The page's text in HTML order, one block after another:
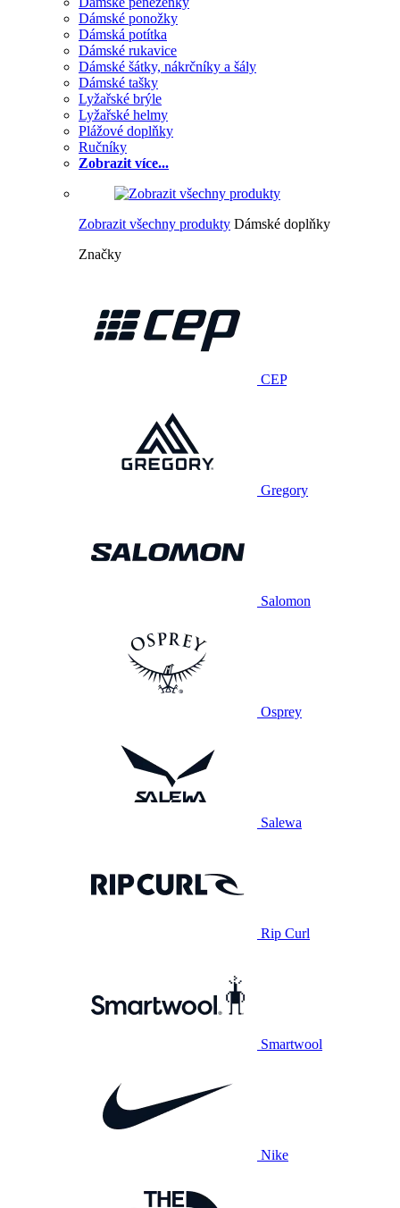
Dámské ponožky
Dámská potítka
Dámské rukavice
Dámské šátky, nákrčníky a šály
Dámské tašky
Lyžařské brýle
Lyžařské helmy
Plážové doplňky
Ručníky
Zobrazit více...
Zobrazit všechny produkty Dámské doplňky
Značky
CEP
Gregory
Salomon
Osprey
Salewa
Rip Curl
Smartwool
Nike